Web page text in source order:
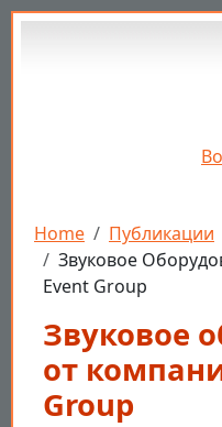
Перейти к основному
Строка
Home
Публикации
Звуковое
Event Group
Звуковое
от
Group